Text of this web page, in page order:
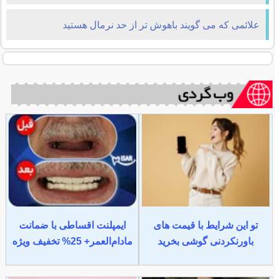
علائمی که می گویند باهوش تر از حد نرمال هستید
تو این شرایط با قیمت های
باورنکردنی گوشی بخرید
ایمپلنت اقساطی با ضمانت
مادام‌العمر+ 25% تخفیف ویژه